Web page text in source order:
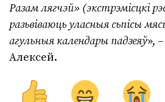
Разам лягчэй» (экстрэмісцкі
разьвіваюць уласныя сьпісы
агульныя календары падзеяў»,
Алексей.